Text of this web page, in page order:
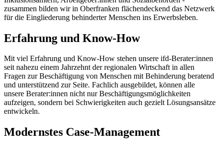
zusammen bilden wir in Oberfranken flächendeckend das Netzwerk
für die Eingliederung behinderter Menschen ins Erwerbsleben.
Erfahrung und Know-How
Mit viel Erfahrung und Know-How stehen unsere ifd-Berater:innen
seit nahezu einem Jahrzehnt der regionalen Wirtschaft in allen
Fragen zur Beschäftigung von Menschen mit Behinderung beratend
und unterstützend zur Seite. Fachlich ausgebildet, können alle
unsere Berater:innen nicht nur Beschäftigungsmöglichkeiten
aufzeigen, sondern bei Schwierigkeiten auch gezielt Lösungsansätze
entwickeln.
Modernstes Case-Management